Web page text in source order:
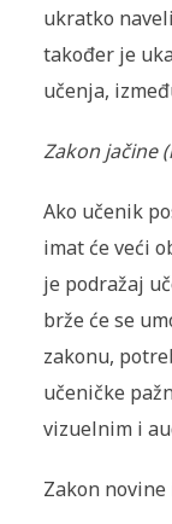
ukratko
također je
učenja,
Zakon jačine
Ako učenik
imat će veći
je podražaj
brže će se
zakonu,
učeničke
vizuelnim i
Zakon